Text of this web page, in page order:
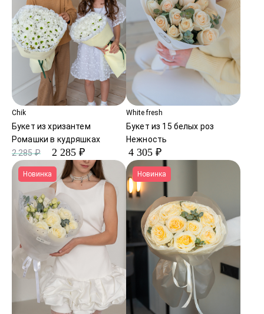
Chik
Букет из хризантем
Ромашки в кудряшках
2 285 ₽
2 285 ₽
White fresh
Букет из 15 белых роз
Нежность
4 305 ₽
Новинка Новинка